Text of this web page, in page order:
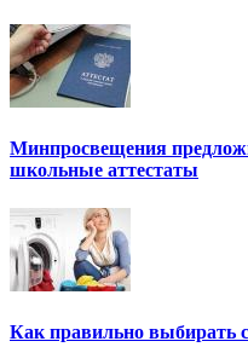
Минпросвещения
школьные аттестаты
Как правильно выбирать